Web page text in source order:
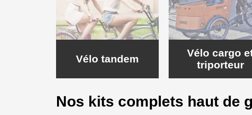
Vélo tandem
Vélo cargo
triporteur
Nos kits complets haut de